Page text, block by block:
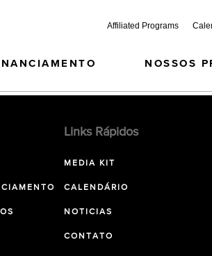
Affiliated Programs
NOSSOS
Links Rápidos
MEDIA KIT
CALENDÁRIO
NOTICIAS
CONTATO